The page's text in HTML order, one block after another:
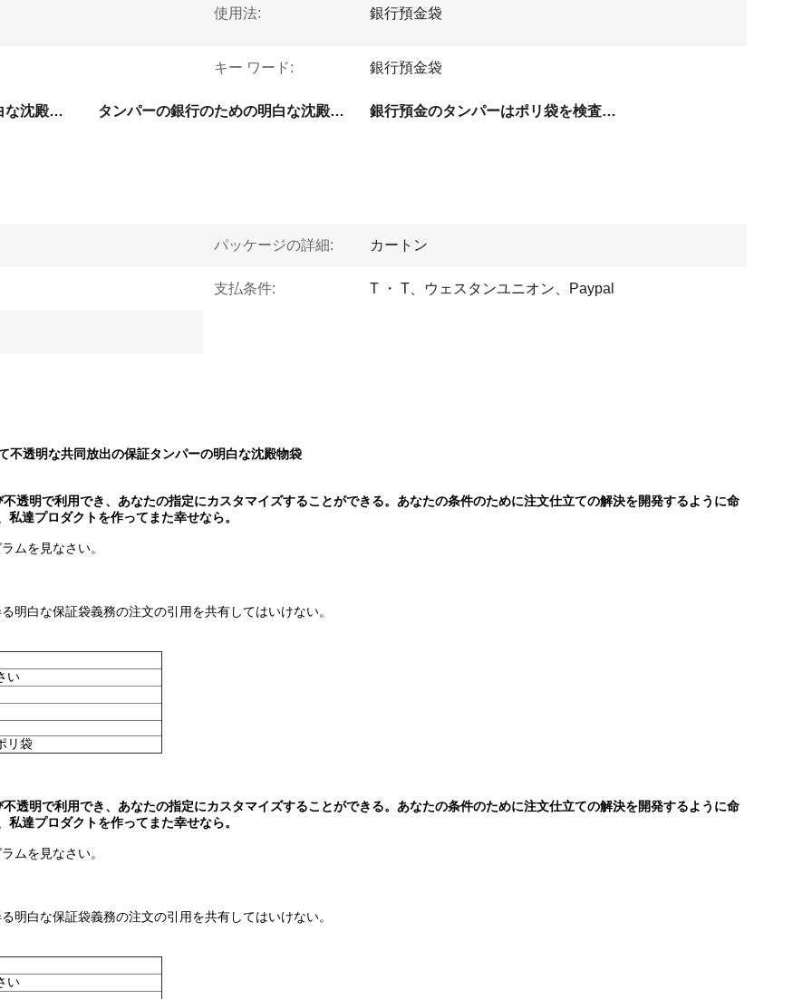
使用法: 銀行預金袋
キー ワード: 銀行預金袋
Coの放出のタンパーの明白な沈殿物袋 タンパーの銀行のための明白な沈殿物袋 銀行預金のタンパーはポリ袋を検査する
パッケージの詳細: カートン
支払条件: T ・ T、ウェスタンユニオン、Paypal
透明な共同放出の保証タンパーの明白な沈殿物袋
透明で利用でき、あなたの指定にカスタマイズすることができる。あなたの条件のために注文仕立ての解決を開発するように命
達プロダクトを作ってまた幸せなら。
ムを見なさい。
明白な保証袋義務の注文の引用を共有してはいけない。
い
リ袋
透明で利用でき、あなたの指定にカスタマイズすることができる。あなたの条件のために注文仕立ての解決を開発するように命
達プロダクトを作ってまた幸せなら。
ムを見なさい。
明白な保証袋義務の注文の引用を共有してはいけない。
い